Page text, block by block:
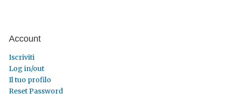
Account
Iscriviti
Log in/out
Il tuo profilo
Reset Password